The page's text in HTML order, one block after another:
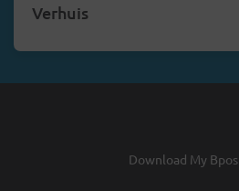
Verhuis
Download My